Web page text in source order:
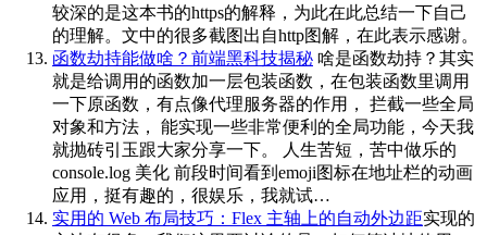
较深的是这本书的https的解释，为此在此总结一下自己
的理解。文中的很多截图出自http图解，在此表示感谢。
函数劫持能做啥？前端黑科技揭秘 啥是函数劫持？其实
就是给调用的函数加一层包装函数，在包装函数里调用
一下原函数，有点像代理服务器的作用， 拦截一些全局
对象和方法， 能实现一些非常便利的全局功能，今天我
就抛砖引玉跟大家分享一下。 人生苦短，苦中做乐的
console.log 美化 前段时间看到emoji图标在地址栏的动画
应用，挺有趣的，很娱乐，我就试…
实用的 Web 布局技巧：Flex 主轴上的自动外边距实现的